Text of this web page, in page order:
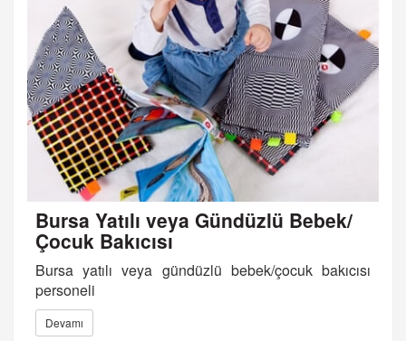
Bursa Yatılı veya Gündüzlü Bebek/
Çocuk Bakıcısı
Bursa yatılı veya gündüzlü bebek/çocuk bakıcısı
personeli
Devamı